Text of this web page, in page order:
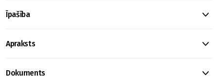
Īpašība
Apraksts
Dokuments